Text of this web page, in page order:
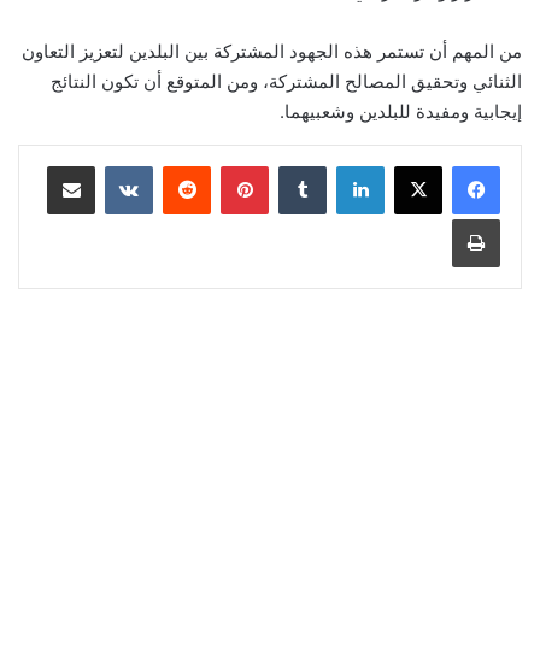
من المهم أن تستمر هذه الجهود المشتركة بين البلدين لتعزيز التعاون
الثنائي وتحقيق المصالح المشتركة، ومن المتوقع أن تكون النتائج
إيجابية ومفيدة للبلدين وشعبيهما.
لينكدإن بينتيريست